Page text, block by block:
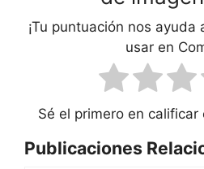
¡Tu puntuación nos
usar en
Sé el primero en calificar
Publicaciones